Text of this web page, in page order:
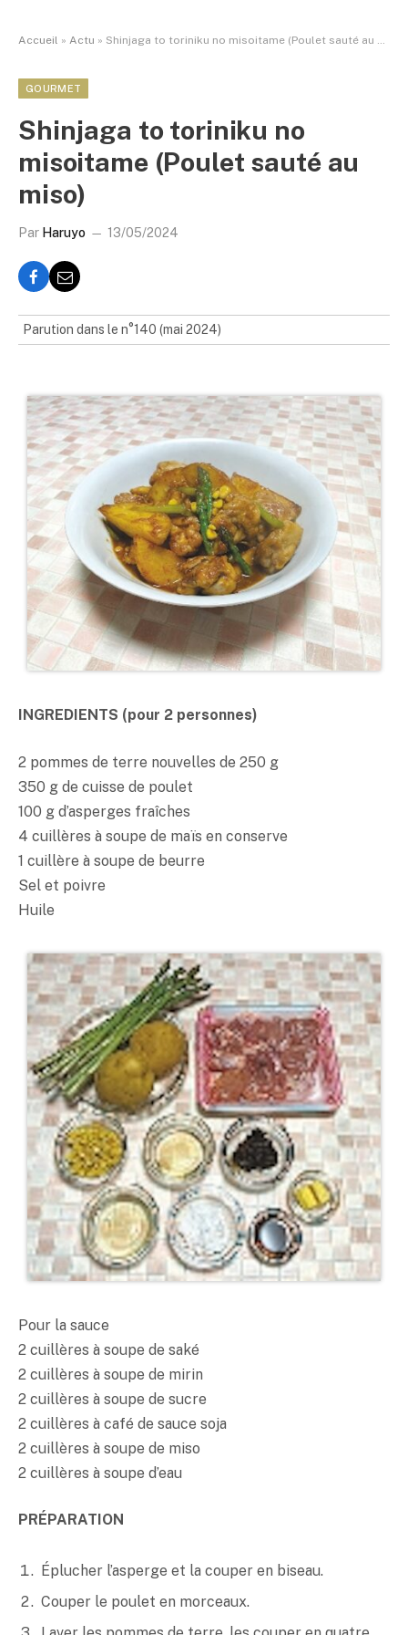
Accueil » Actu » Shinjaga to toriniku no misoitame (Poulet sauté au miso)
GOURMET
Shinjaga to toriniku no
misoitame (Poulet sauté au
miso)
Par Haruyo 13/05/2024
Parution dans le n°140 (mai 2024)
INGREDIENTS (pour 2 personnes)
2 pommes de terre nouvelles de 250 g
350 g de cuisse de poulet
100 g d’asperges fraîches
4 cuillères à soupe de maïs en conserve
1 cuillère à soupe de beurre
Sel et poivre
Huile
Pour la sauce
2 cuillères à soupe de saké
2 cuillères à soupe de mirin
2 cuillères à soupe de sucre
2 cuillères à café de sauce soja
2 cuillères à soupe de miso
2 cuillères à soupe d’eau
PRÉPARATION
Éplucher l’asperge et la couper en biseau.
Couper le poulet en morceaux.